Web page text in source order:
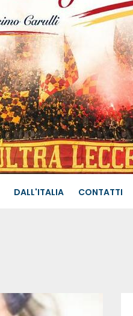
DALL'ITALIA CONTATTI